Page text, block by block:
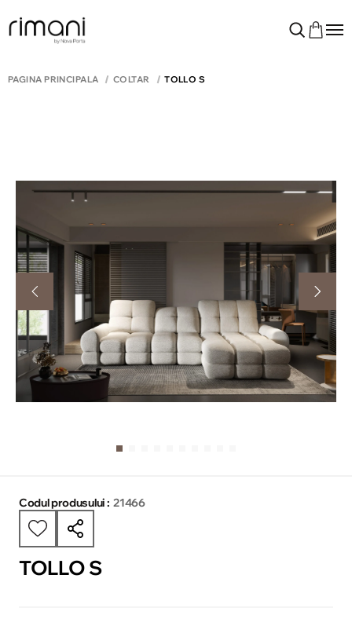
PAGINA PRINCIPALĂ COLTAR TOLLO S
Codul produsului : 21466
TOLLO S